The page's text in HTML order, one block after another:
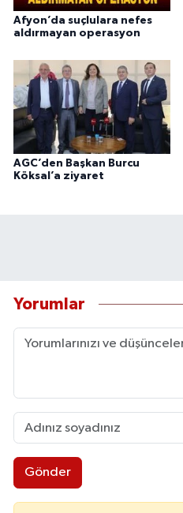
Afyon’da suçlulara nefes
aldırmayan operasyon
AGC’den Başkan Burcu
Köksal’a ziyaret
Yorumlar
Gönder